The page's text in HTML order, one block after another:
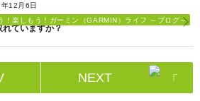
12月6日
！楽しもう！ガーミン（GARMIN）ライフ ～ブログ～
れていますか？
NEXT